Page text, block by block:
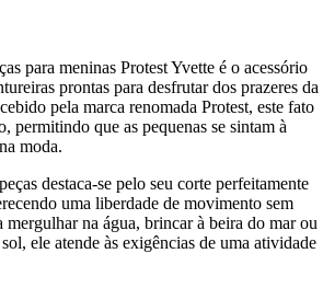
para meninas Protest Yvette é o acessório
prontas para desfrutar dos prazeres da
pela marca renomada Protest, este fato
permitindo que as pequenas se sintam à
moda.
destaca-se pelo seu corte perfeitamente
uma liberdade de movimento sem
mergulhar na água, brincar à beira do mar ou
ele atende às exigências de uma atividade